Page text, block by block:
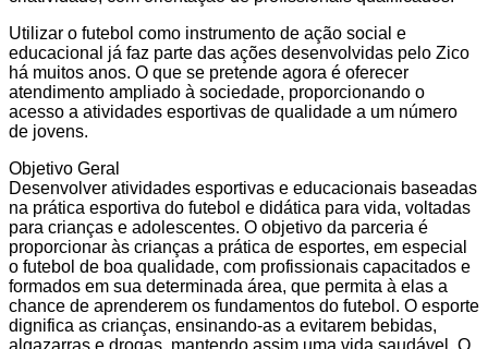
Utilizar o futebol como instrumento de ação social e
educacional já faz parte das ações desenvolvidas pelo Zico
há muitos anos. O que se pretende agora é oferecer
atendimento ampliado à sociedade, proporcionando o
acesso a atividades esportivas de qualidade a um número
de jovens.
Objetivo Geral
Desenvolver atividades esportivas e educacionais baseadas
na prática esportiva do futebol e didática para vida, voltadas
para crianças e adolescentes. O objetivo da parceria é
proporcionar às crianças a prática de esportes, em especial
o futebol de boa qualidade, com profissionais capacitados e
formados em sua determinada área, que permita à elas a
chance de aprenderem os fundamentos do futebol. O esporte
dignifica as crianças, ensinando-as a evitarem bebidas,
algazarras e drogas, mantendo assim uma vida saudável. O